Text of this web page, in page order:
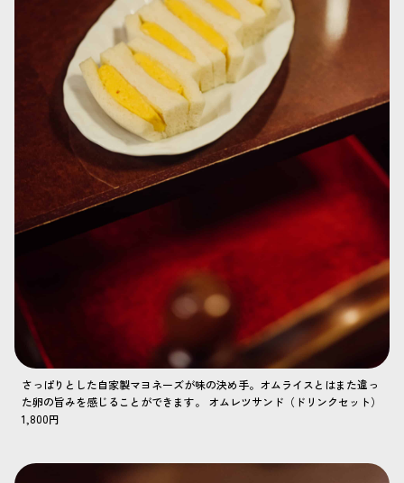
さっぱりとした自家製マヨネーズが味の決め手。オムライスとはまた違っ
た卵の旨みを感じることができます。 オムレツサンド（ドリンクセット）
1,800円